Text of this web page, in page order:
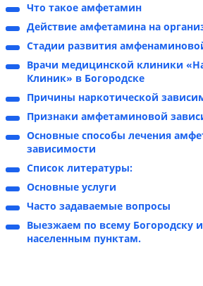
Что такое амфетамин
Действие амфетамина на
Стадии развития
Врачи медицинской клиники
Клиник» в Богородске
Причины наркотической
Признаки амфетаминовой
Основные способы лечения
зависимости
Список литературы:
Основные услуги
Часто задаваемые вопросы
Выезжаем по всему
населенным пунктам.